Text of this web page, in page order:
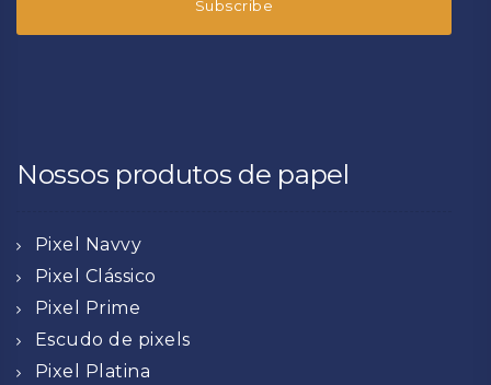
Nossos produtos de papel
Pixel Navvy
Pixel Clássico
Pixel Prime
Escudo de pixels
Pixel Platina